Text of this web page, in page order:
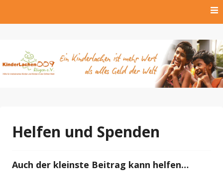
e.V.
Helfen und Spenden
Auch der kleinste Beitrag kann helfen…